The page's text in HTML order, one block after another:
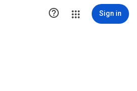
 Sign in